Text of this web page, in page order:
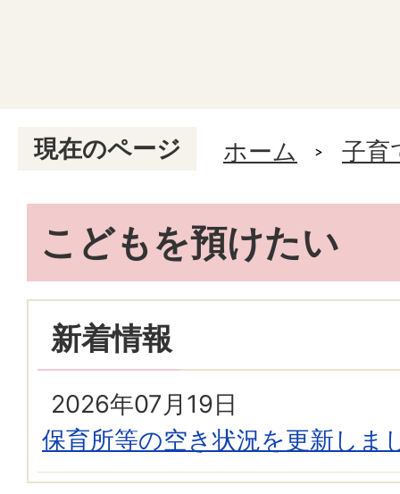
現在のページ ホーム 子育
こどもを預けたい
新着情報
2026年07月19日
保育所等の空き状況を更新しま